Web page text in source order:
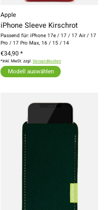
Apple
iPhone Sleeve Kirschrot
Passend für: iPhone 17e / 17 / 17 Air / 17
Pro / 17 Pro Max, 16 / 15 / 14
€34,90 *
*Inkl. MwSt. zzgl.Versandkosten
Modell auswählen